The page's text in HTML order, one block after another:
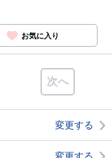
お気に入り
次へ
変更する